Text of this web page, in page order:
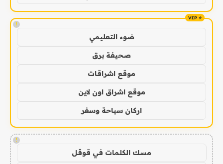
!
ضوء التعليمي
صحيفة برق
موقع اشراقات
موقع اشراق اون لاين
اركان سياحة وسفر
!
مسك الكلمات في قوقل